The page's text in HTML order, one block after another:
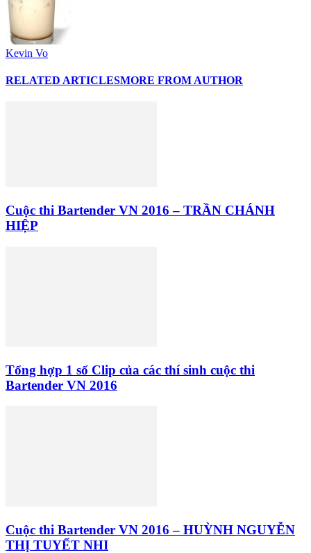
Kevin Vo
RELATED ARTICLESMORE FROM AUTHOR
Cuộc thi Bartender VN 2016 – TRẦN CHÁNH
HIỆP
Tổng hợp 1 số Clip của các thí sinh cuộc thi
Bartender VN 2016
Cuộc thi Bartender VN 2016 – HUỲNH NGUYỄN
THỊ TUYẾT NHI